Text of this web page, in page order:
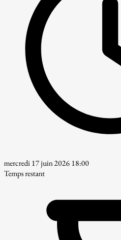
mercredi 17 juin 2026 18:00
Temps restant